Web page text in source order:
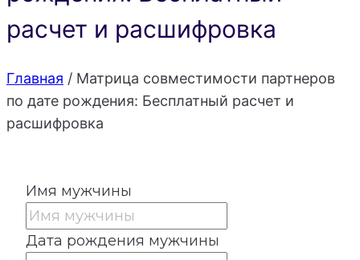
расчет и расшифровка
Главная / Матрица совместимости партнеров
по дате рождения: Бесплатный расчет и
расшифровка
Имя мужчины
Дата рождения мужчины